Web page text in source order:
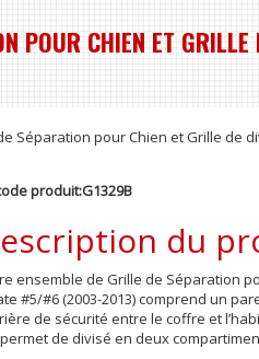
CHIEN ET GRILLE
de Séparation pour Chien et Grille de
produit:G1329B
du
ensemble de Grille de Séparation
#5/#6 (2003-2013)comprend un
de sécurité entre le coffre et
de divisé en deux